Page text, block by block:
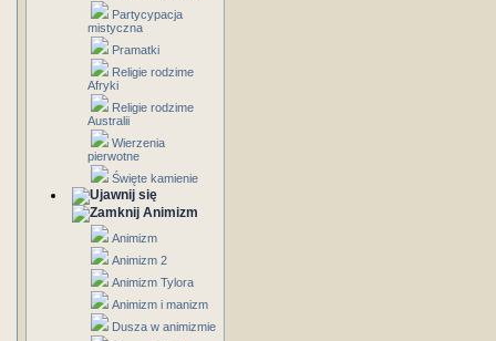
Partycypacja
mistyczna
Pramatki
Religie rodzime
Afryki
Religie rodzime
Australii
Wierzenia
pierwotne
Święte kamienie
Animizm
Animizm
Animizm 2
Animizm Tylora
Animizm i manizm
Dusza w animizmie